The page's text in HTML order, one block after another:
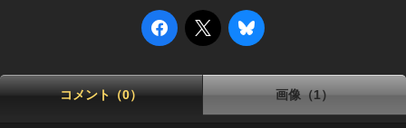
コメント（0） 画像（1）